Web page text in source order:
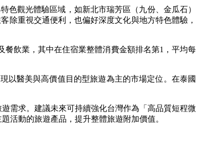
色觀光體驗區域，如新北市瑞芳區（九份、金瓜石）
除重視交通便利，也偏好深度文化與地方特色體驗，
餐飲業，其中在住宿業整體消費金額排名第1，平均每
以醫美與高價值目的型旅遊為主的市場定位。在泰國
需求。建議未來可持續強化台灣作為「高品質短程微
活動的旅遊產品，提升整體旅遊附加價值。